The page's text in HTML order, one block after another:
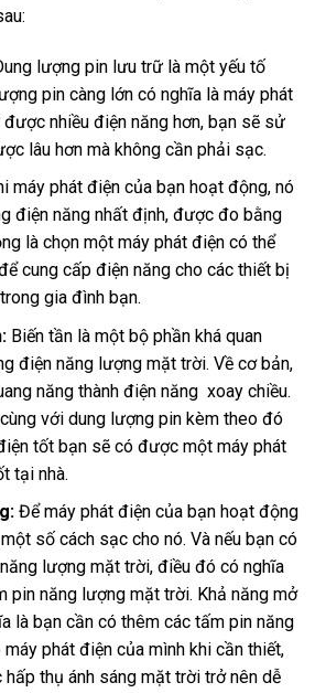
lượng pin lưu trữ là một yếu tố
pin càng lớn có nghĩa là máy phát
nhiều điện năng hơn, bạn sẽ sử
lâu hơn mà không cần phải sạc.
máy phát điện của bạn hoạt động, nó
điện năng nhất định, được đo bằng
là chọn một máy phát điện có thể
cung cấp điện năng cho các thiết bị
gia đình bạn.
Biến tần là một bộ phần khá quan
điện năng lượng mặt trời. Về cơ bản,
năng thành điện năng xoay chiều.
với dung lượng pin kèm theo đó
tốt bạn sẽ có được một máy phát
tại nhà.
Để máy phát điện của bạn hoạt động
số cách sạc cho nó. Và nếu bạn có
lượng mặt trời, điều đó có nghĩa
pin năng lượng mặt trời. Khả năng mở
là bạn cần có thêm các tấm pin năng
phát điện của mình khi cần thiết,
thụ ánh sáng mặt trời trở nên dễ